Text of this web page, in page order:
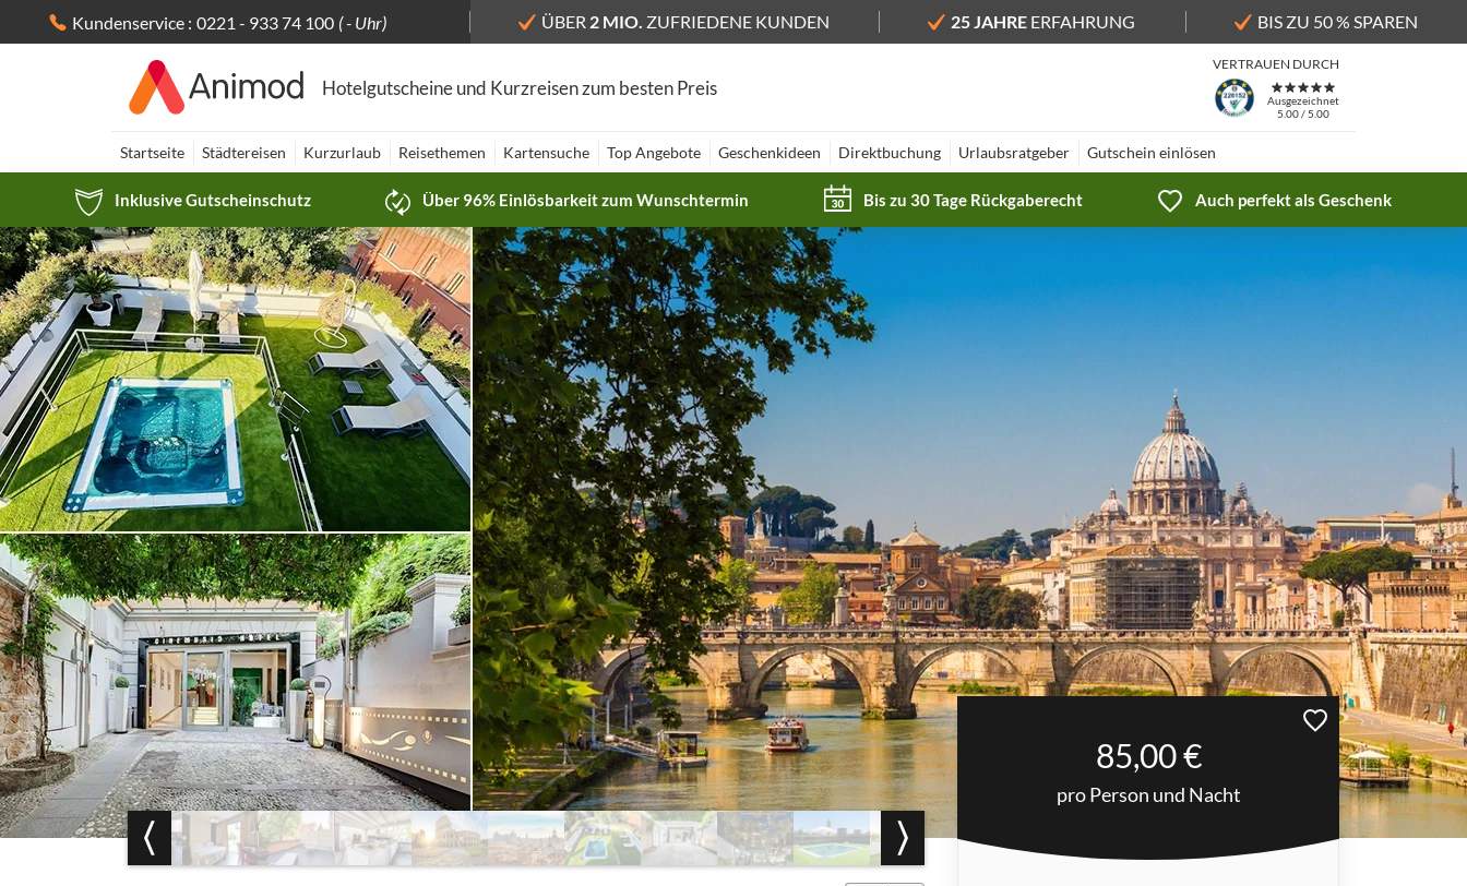
Kundenservice : 0221 - 933 74 100 ( - Uhr) ÜBER 2 MIO. ZUFRIEDENE KUNDEN 25 JAHRE ERFAHRUNG BIS ZU 50 % SPAREN
Hotelgutscheine und Kurzreisen zum besten Preis
VERTRAUEN DURCH
Ausgezeichnet
5.00 / 5.00
Startseite Städtereisen Kurzurlaub Reisethemen Kartensuche Top Angebote Geschenkideen Direktbuchung Urlaubsratgeber Gutschein einlösen
Inklusive Gutscheinschutz Über 96% Einlösbarkeit zum Wunschtermin Bis zu 30 Tage Rückgaberecht Auch perfekt als Geschenk
85,00 €
pro Person und Nacht